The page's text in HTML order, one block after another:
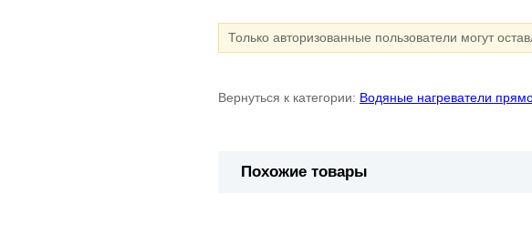
Только авторизованные пользователи могут
Вернуться к категории: Водяные нагреватели
Похожие товары